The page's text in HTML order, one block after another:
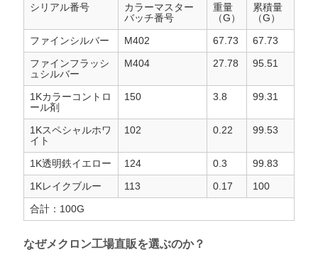
見
積
依
頼
シリアル番号
カラーマスター
バッチ番号
重量
（G）
累積量
（G）
ファインシルバー
M402 67.73
67.73
ファインフラッシ
ュシルバー
M404 27.78 95.51
1Kカラーコントロ
ール剤
150 3.8 99.31
1Kスペシャルホワ
イト
102 0.22 99.53
1K透明鉄イエロー 124 0.3
99.83
1Kレイクブルー
113 0.17
100
合計：100G
なぜメクロン工場直販を選ぶのか？